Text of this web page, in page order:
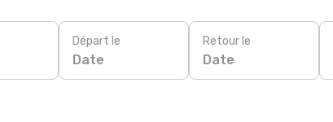
Départ le
Date
Retour le
Date